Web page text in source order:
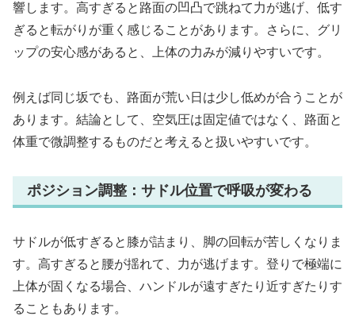
響します。高すぎると路面の凹凸で跳ねて力が逃げ、低す
ぎると転がりが重く感じることがあります。さらに、グリ
ップの安心感があると、上体の力みが減りやすいです。
例えば同じ坂でも、路面が荒い日は少し低めが合うことが
あります。結論として、空気圧は固定値ではなく、路面と
体重で微調整するものだと考えると扱いやすいです。
ポジション調整：サドル位置で呼吸が変わる
サドルが低すぎると膝が詰まり、脚の回転が苦しくなりま
す。高すぎると腰が揺れて、力が逃げます。登りで極端に
上体が固くなる場合、ハンドルが遠すぎたり近すぎたりす
ることもあります。